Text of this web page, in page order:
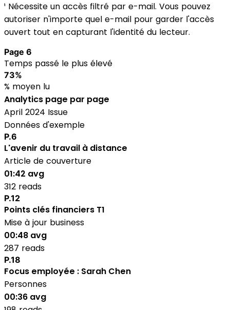
¹ Nécessite un accès filtré par e-mail. Vous pouvez
autoriser n'importe quel e-mail pour garder l'accès
ouvert tout en capturant l'identité du lecteur.
Page 6
Temps passé le plus élevé
73%
% moyen lu
Analytics page par page
April 2024 Issue
Données d'exemple
P.6
L'avenir du travail à distance
Article de couverture
01:42 avg
312 reads
P.12
Points clés financiers T1
Mise à jour business
00:48 avg
287 reads
P.18
Focus employée : Sarah Chen
Personnes
00:36 avg